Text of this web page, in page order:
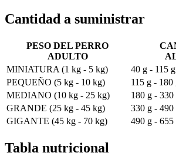
Cantidad a suministrar
PESO DEL PERRO
ADULTO
MINIATURA (1 kg - 5 kg)
40 g - 115 g
PEQUEÑO (5 kg - 10 kg)
115 g - 180
MEDIANO (10 kg - 25 kg)
180 g - 330
GRANDE (25 kg - 45 kg)
330 g - 490
GIGANTE (45 kg - 70 kg)
490 g - 655
Tabla nutricional